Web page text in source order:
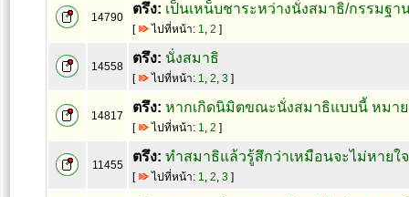
14790
ตรึง: เป็นเหน็บชาระหว่างนั่งสมาธิ/กรรมฐา
[ ไปที่หน้า: 1, 2 ]
14558
ตรึง: นั่งสมาธิ
[ ไปที่หน้า: 1, 2, 3 ]
14817
ตรึง: หากเกิดนิมิตขณะนั่งสมาธิแบบนี้ หมาย
[ ไปที่หน้า: 1, 2 ]
11455
ตรึง: ทำสมาธิแล้วรู้สึกว่าเหมือนจะไม่หายใ
[ ไปที่หน้า: 1, 2, 3 ]